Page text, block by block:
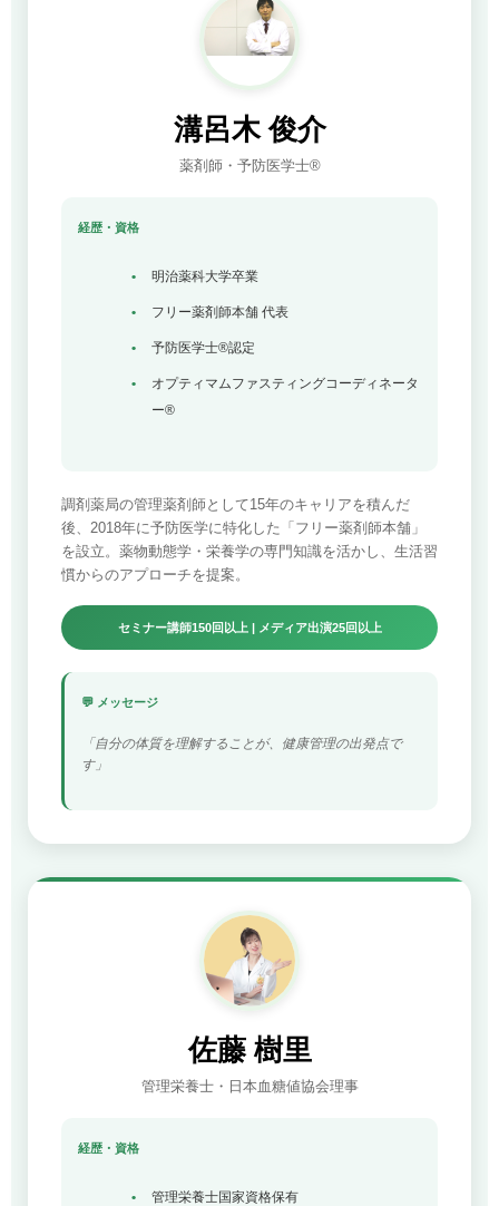
溝呂木 俊介
薬剤師・予防医学士®
経歴・資格
明治薬科大学卒業
フリー薬剤師本舗 代表
予防医学士®認定
オプティマムファスティングコーディネータ
ー®
調剤薬局の管理薬剤師として15年のキャリアを積んだ
後、2018年に予防医学に特化した「フリー薬剤師本舗」
を設立。薬物動態学・栄養学の専門知識を活かし、生活習
慣からのアプローチを提案。
セミナー講師150回以上 | メディア出演25回以上
💬 メッセージ
「自分の体質を理解することが、健康管理の出発点で
す」
佐藤 樹里
管理栄養士・日本血糖値協会理事
経歴・資格
管理栄養士国家資格保有